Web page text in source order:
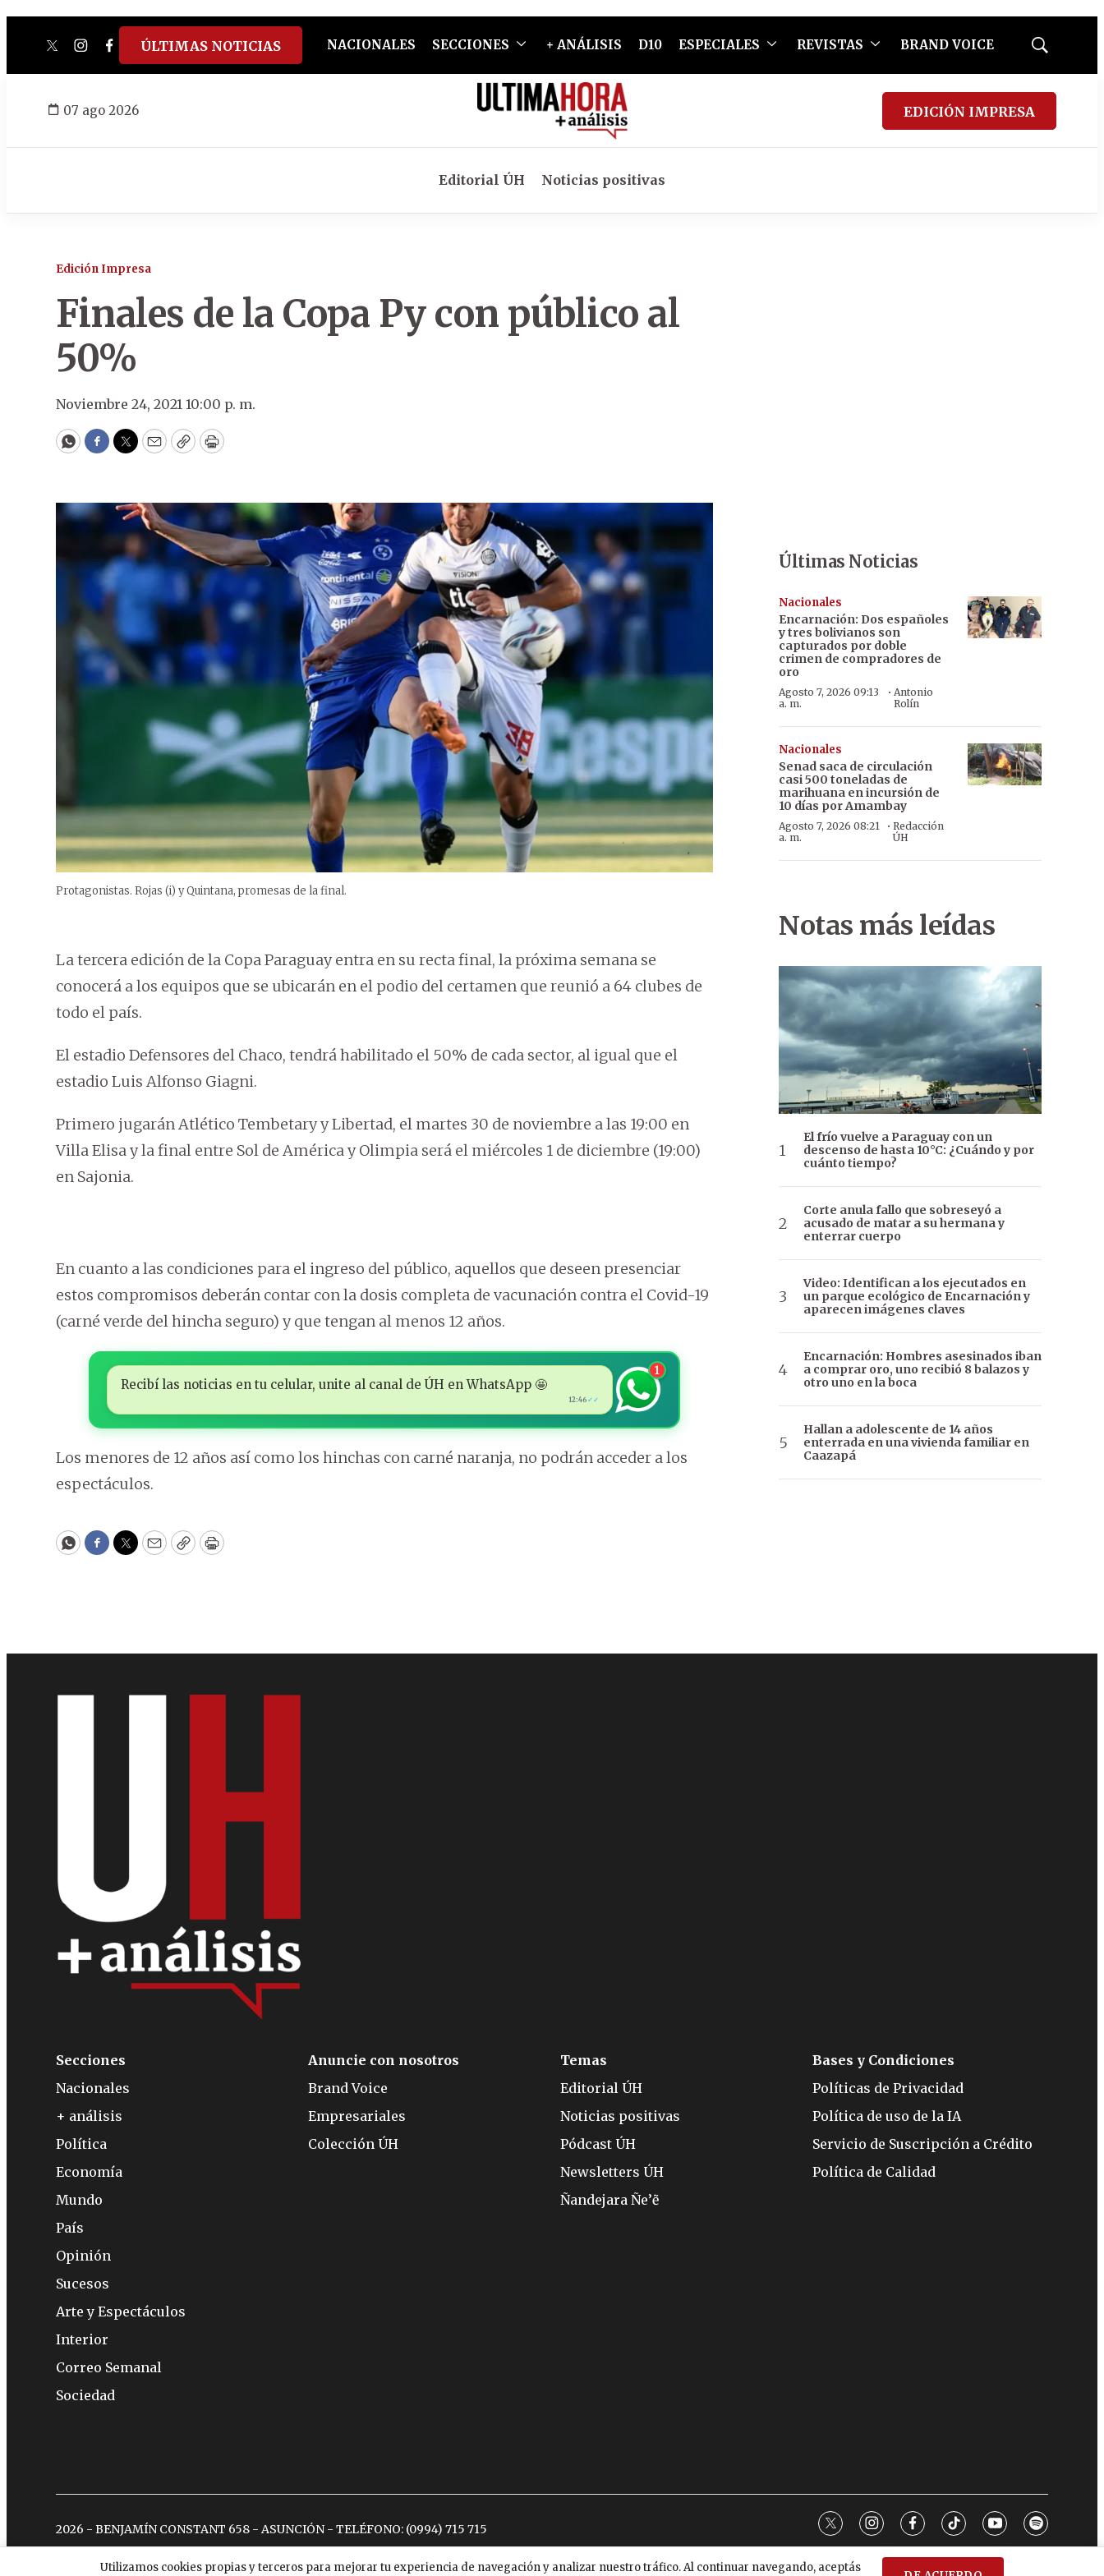
twitterinstagram
facebook
tiktokyoutube
spotify
ÚLTIMAS NOTICIAS NACIONALES SECCIONES + ANÁLISIS D10 ESPECIALES REVISTAS BRAND VOICE
Mostrar
07 ago 2026 EDICIÓN IMPRESA
Editorial ÚH Noticias positivas
Edición Impresa
Finales de la Copa Py con público al
50%
Noviembre 24, 2021 10:00 p. m.
WhatsApp
Facebook
Twitter
EmailCopyPrint
Protagonistas. Rojas (i) y Quintana, promesas de la final.
La tercera edición de la Copa Paraguay entra en su recta final, la próxima semana se
conocerá a los equipos que se ubicarán en el podio del certamen que reunió a 64 clubes de
todo el país.
El estadio Defensores del Chaco, tendrá habilitado el 50% de cada sector, al igual que el
estadio Luis Alfonso Giagni.
Primero jugarán Atlético Tembetary y Libertad, el martes 30 de noviembre a las 19:00 en
Villa Elisa y la final entre Sol de América y Olimpia será el miércoles 1 de diciembre (19:00)
en Sajonia.
En cuanto a las condiciones para el ingreso del público, aquellos que deseen presenciar
estos compromisos deberán contar con la dosis completa de vacunación contra el Covid-19
(carné verde del hincha seguro) y que tengan al menos 12 años.
Recibí las noticias en tu celular, unite al canal de ÚH en WhatsApp 🤩
12:46 ✓✓
1
Los menores de 12 años así como los hinchas con carné naranja, no podrán acceder a los
espectáculos.
WhatsApp
Facebook
Twitter
EmailCopyPrint
Últimas Noticias
Nacionales
Encarnación: Dos españoles
y tres bolivianos son
capturados por doble
crimen de compradores de
oro
Agosto 7, 2026 09:13
a. m.
·Antonio
Rolín
Nacionales
Senad saca de circulación
casi 500 toneladas de
marihuana en incursión de
10 días por Amambay
Agosto 7, 2026 08:21
a. m.
·Redacción
ÚH
Notas más leídas
El frío vuelve a Paraguay con un
descenso de hasta 10°C: ¿Cuándo y por
cuánto tiempo?
Corte anula fallo que sobreseyó a
acusado de matar a su hermana y
enterrar cuerpo
Video: Identifican a los ejecutados en
un parque ecológico de Encarnación y
aparecen imágenes claves
Encarnación: Hombres asesinados iban
a comprar oro, uno recibió 8 balazos y
otro uno en la boca
Hallan a adolescente de 14 años
enterrada en una vivienda familiar en
Caazapá
Utilizamos cookies propias y terceros para mejorar tu experiencia de navegación y analizar nuestro tráfico. Al continuar navegando, aceptás
Secciones
Nacionales
+ análisis
Política
Economía
Mundo
País
Opinión
Sucesos
Arte y Espectáculos
Interior
Correo Semanal
Sociedad
Anuncie con nosotros
Brand Voice
Empresariales
Colección ÚH
Temas
Editorial ÚH
Noticias positivas
Pódcast ÚH
Newsletters ÚH
Ñandejara Ñe’ẽ
Bases y Condiciones
Políticas de Privacidad
Política de uso de la IA
Servicio de Suscripción a Crédito
Política de Calidad
2026 - BENJAMÍN CONSTANT 658 - ASUNCIÓN - TELÉFONO: (0994) 715 715 twitterinstagram
facebooktiktokyoutubespotify